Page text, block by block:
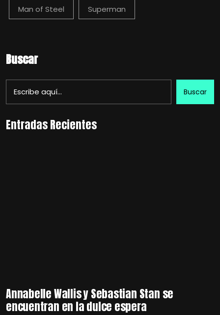
Man of Steel Superman
Buscar
Buscar
Entradas Recientes
Annabelle Wallis y Sebastian Stan se
encuentran en la dulce espera